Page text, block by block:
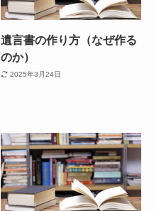
遺言書の作り方（なぜ作る
のか）
2025年3月24日